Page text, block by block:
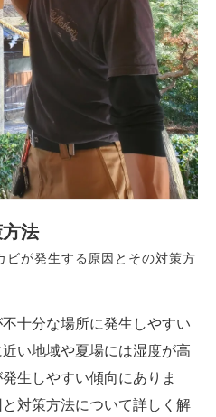
法
ビが発生する原因とその対策方
十分な場所に発生しやすい
い地域や夏場には湿度が高
生しやすい傾向にありま
対策方法について詳しく解